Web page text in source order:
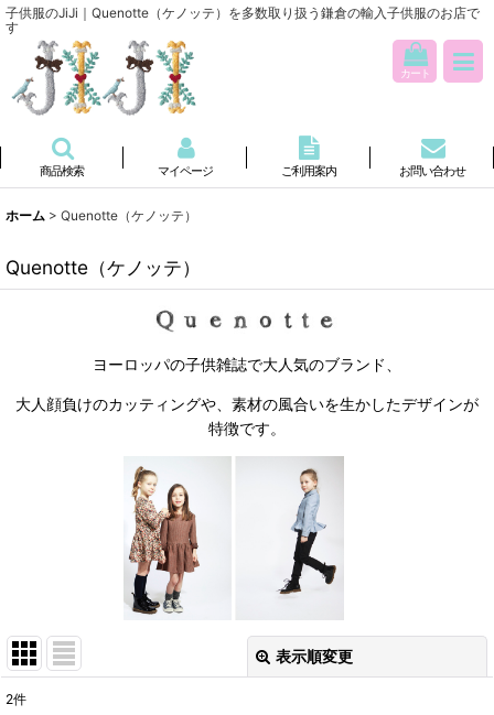
子供服のJiJi｜Quenotte（ケノッテ）を多数取り扱う鎌倉の輸入子供服のお店で
す
カート
商品検索 マイページ ご利用案内 お問い合わせ
ホーム > Quenotte（ケノッテ）
Quenotte（ケノッテ）
ヨーロッパの子供雑誌で大人気のブランド、
大人顔負けのカッティングや、素材の風合いを生かしたデザインが
特徴です。
表示順変更
2件